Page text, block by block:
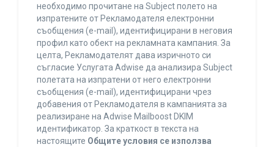
необходимо прочитане на Subject полето на
изпратените от Рекламодателя електронни
съобщения (e-mail), идентифицирани в неговия
профил като обект на рекламната кампания. За
целта, Рекламодателят дава изричното си
съгласие Услугата Adwise да анализира Subject
полетата на изпратени от него електронни
съобщения (e-mail), идентифицирани чрез
добавения от Рекламодателя в кампанията за
реализиране на Adwise Mailboost DKIM
идентификатор. За краткост в текста на
настоящите Общите условия се използва